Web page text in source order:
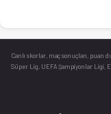
Canlı skorlar , maç sonuçları,
Süper Lig, UEFA Şampiyonlar Ligi,